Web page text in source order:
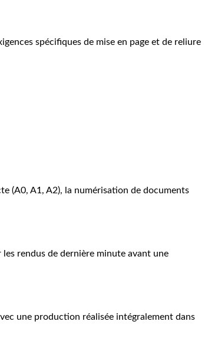
spécifiques de mise en page et de reliure
(A0, A1, A2), la numérisation de documents
rendus de dernière minute avant une
une production réalisée intégralement dans